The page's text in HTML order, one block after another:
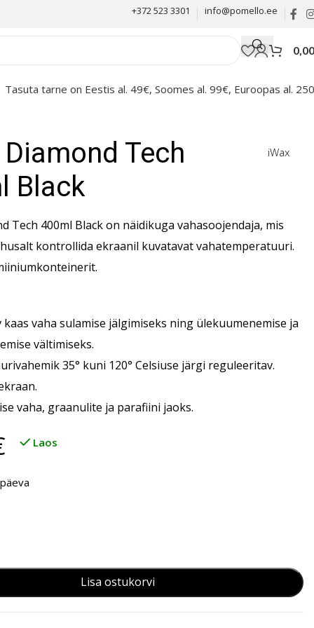
+372 523 3301 info@pomello.ee
0,00
Tasuta tarne on Eestis al. 49€, Soomes al. 99€, Euroopas al.
Tech
Black
iWax
Tech 400ml Black on näidikuga vahasoojendaja, mis
kontrollida ekraanil kuvatavat vahatemperatuuri.
kaas vaha sulamise jälgimiseks ning ülekuumenemise ja
vältimiseks.
35° kuni 120° Celsiuse järgi reguleeritav.
vaha, graanulite ja parafiini jaoks.
Laos
Lisa ostukorvi